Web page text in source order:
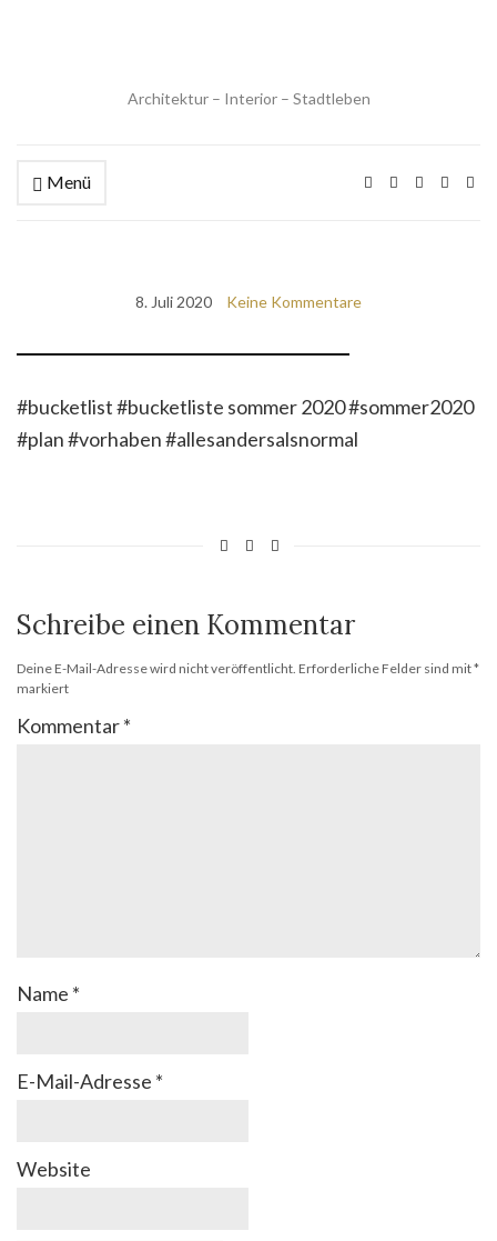
Architektur – Interior – Stadtleben
Menü
8. Juli 2020 Keine Kommentare
#bucketlist #bucketliste sommer 2020 #sommer2020
#plan #vorhaben #allesandersalsnormal
Schreibe einen Kommentar
Deine E-Mail-Adresse wird nicht veröffentlicht. Erforderliche Felder sind mit*
markiert
Kommentar*
Name *
E-Mail-Adresse *
Website